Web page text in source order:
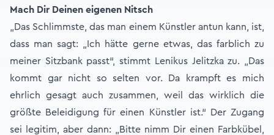
Mach Dir Deinen eigenen Nitsch
„Das Schlimmste, das man einem Künstler antun kann, ist,
dass man sagt: „Ich hätte gerne etwas, das farblich zu
meiner Sitzbank passt“, stimmt Lenikus Jelitzka zu. „Das
kommt gar nicht so selten vor. Da krampft es mich
ehrlich gesagt auch zusammen, weil das wirklich die
größte Beleidigung für einen Künstler ist.“ Der Zugang
sei legitim, aber dann: „Bitte nimm Dir einen Farbkübel,